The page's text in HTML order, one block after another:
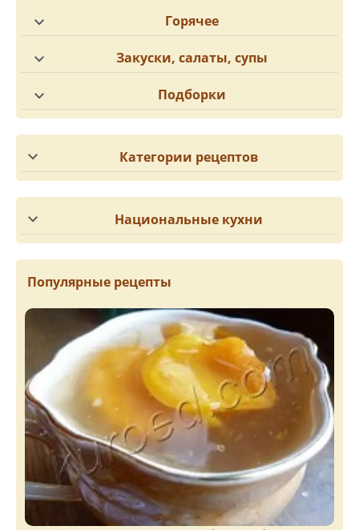
Горячее
Закуски, салаты, супы
Подборки
Категории рецептов
Национальные кухни
Популярные рецепты